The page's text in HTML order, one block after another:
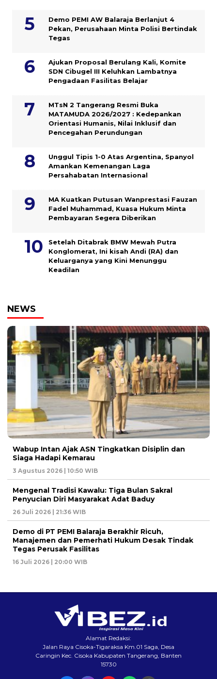
Demo PEMI AW Balaraja Berlanjut 4
Pekan, Perusahaan Minta Polisi Bertindak
Tegas
Ajukan Proposal Berulang Kali, Komite
SDN Cibugel III Keluhkan Lambatnya
Pengadaan Fasilitas Belajar
MTsN 2 Tangerang Resmi Buka
MATAMUDA 2026/2027 : Kedepankan
Orientasi Humanis, Nilai Inklusif dan
Pencegahan Perundungan
Unggul Tipis 1-0 Atas Argentina, Spanyol
Amankan Kemenangan Laga
Persahabatan Internasional
MA Kuatkan Putusan Wanprestasi Fauzan
Fadel Muhammad, Kuasa Hukum Minta
Pembayaran Segera Diberikan
Setelah Ditabrak BMW Mewah Putra
Konglomerat, Ini kisah Andi (RA) dan
Keluarganya yang Kini Menunggu
Keadilan
NEWS
Wabup Intan Ajak ASN Tingkatkan Disiplin dan
Siaga Hadapi Kemarau
3 Agustus 2026 | 10:50 WIB
Mengenal Tradisi Kawalu: Tiga Bulan Sakral
Penyucian Diri Masyarakat Adat Baduy
26 Juli 2026 | 21:36 WIB
Demo di PT PEMI Balaraja Berakhir Ricuh,
Manajemen dan Pemerhati Hukum Desak Tindak
Tegas Perusak Fasilitas
16 Juli 2026 | 20:00 WIB
Alamat Redaksi:
Jalan Raya Cisoka-Tigaraksa Km.01 Saga, Desa
Caringin Kec. Cisoka Kabupaten Tangerang, Banten
15730